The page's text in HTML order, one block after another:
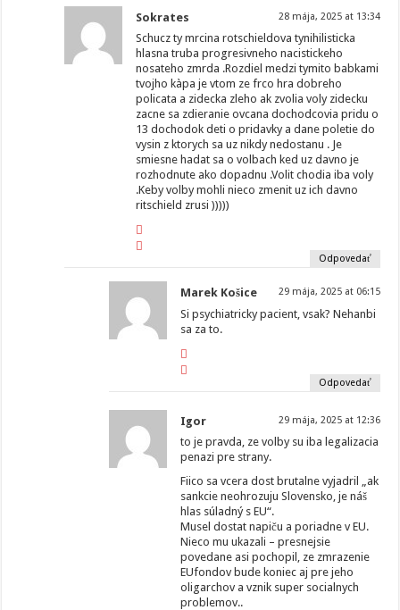
Sokrates 28 mája, 2025 at 13:34
Schucz ty mrcina rotschieldova tynihilisticka
hlasna truba progresivneho nacistickeho
nosateho zmrda .Rozdiel medzi tymito babkami
tvojho kàpa je vtom ze frco hra dobreho
policata a zidecka zleho ak zvolia voly zidecku
zacne sa zdieranie ovcana dochodcovia pridu o
13 dochodok deti o pridavky a dane poletie do
vysin z ktorych sa uz nikdy nedostanu . Je
smiesne hadat sa o volbach ked uz davno je
rozhodnute ako dopadnu .Volit chodia iba voly
.Keby volby mohli nieco zmenit uz ich davno
ritschield zrusi )))))
Odpovedať
Marek Košice 29 mája, 2025 at 06:15
Si psychiatricky pacient, vsak? Nehanbi
sa za to.
Odpovedať
Igor 29 mája, 2025 at 12:36
to je pravda, ze volby su iba legalizacia
penazi pre strany.
Fiico sa vcera dost brutalne vyjadril „ak
sankcie neohrozuju Slovensko, je náš
hlas súladný s EU“.
Musel dostat napiču a poriadne v EU.
Nieco mu ukazali – presnejsie
povedane asi pochopil, ze zmrazenie
EUfondov bude koniec aj pre jeho
oligarchov a vznik super socialnych
problemov..